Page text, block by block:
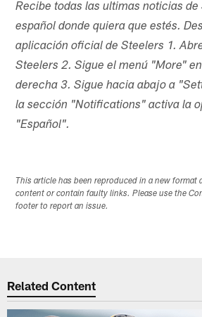
Recibe todas las ultimas noticias de
español donde quiera que estés.
aplicación oficial de Steelers 1.
Steelers 2. Sigue el menú "More"
derecha 3. Sigue hacia abajo a
la sección "Notifications" activa la
"Español".
This article has been reproduced in a new format
content or contain faulty links. Please use the
footer to report an issue.
Related Content